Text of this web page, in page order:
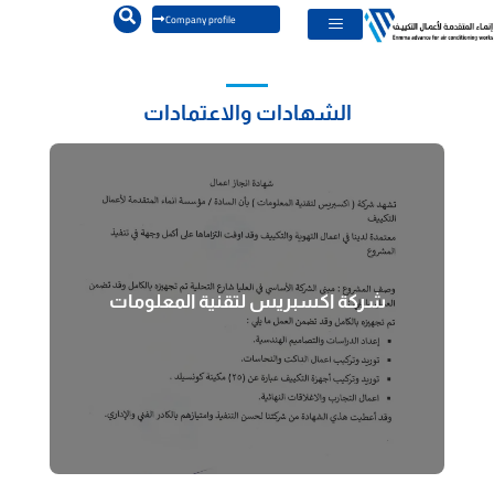
إلى
Company profile
الشهادات والاعتمادات
شركة اكسبريس لتقنية المعلومات
شركة اكسبريس لتقنية المعلومات